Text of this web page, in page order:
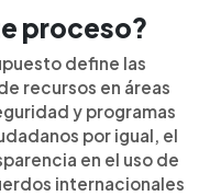
proceso?
define las
recursos en áreas
y programas
por igual, el
en el uso de
internacionales